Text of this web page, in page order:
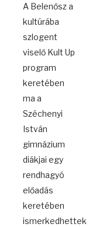
A Belenősz a
kultúrába
szlogent
viselő Kult Up
program
keretében
ma a
Széchenyi
István
gimnázium
diákjai egy
rendhagyó
előadás
keretében
ismerkedhettek